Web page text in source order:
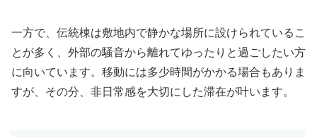
一方で、伝統棟は敷地内で静かな場所に設けられているこ
とが多く、外部の騒音から離れてゆったりと過ごしたい方
に向いています。移動には多少時間がかかる場合もありま
すが、その分、非日常感を大切にした滞在が叶います。